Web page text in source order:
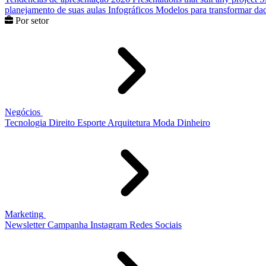
planejamento de suas aulas Infográficos Modelos para transformar
Por setor
Negócios
Tecnologia Direito Esporte Arquitetura Moda Dinheiro
Marketing
Newsletter Campanha Instagram Redes Sociais